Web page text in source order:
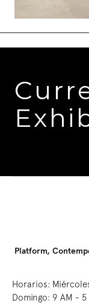
Platform,
Horarios:
Domingo: 9 AM - 5